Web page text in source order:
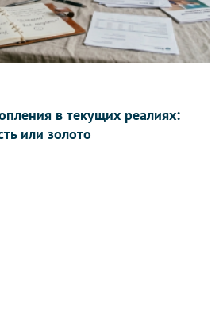
в текущих реалиях:
или золото